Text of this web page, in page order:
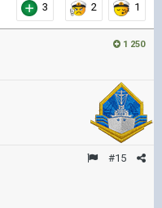
3 2 1
1 250
#15